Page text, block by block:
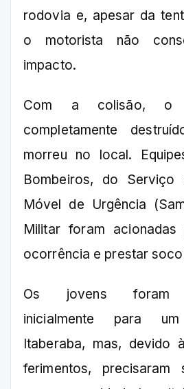
rodovia e, apesar da
o motorista não
impacto.
Com a colisão, o
completamente
morreu no local.
Bombeiros, do Serviço
Móvel de Urgência
Militar foram
ocorrência e prestar
Os jovens foram
inicialmente para
Itaberaba, mas, devido
ferimentos, precisaram